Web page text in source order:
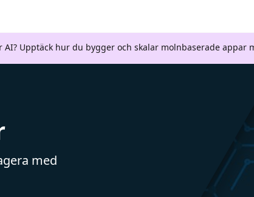
AI? Upptäck hur du bygger och skalar molnbaserade appar
med